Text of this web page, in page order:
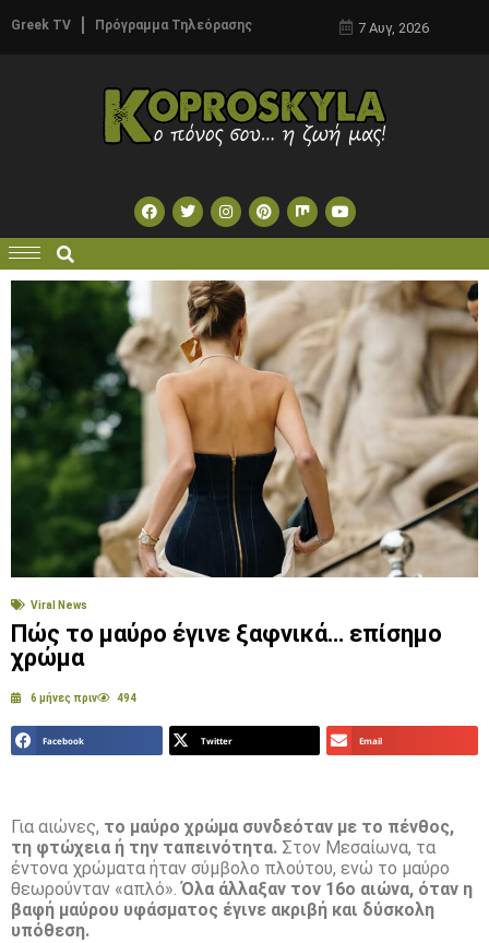
Greek TV Πρόγραμμα Τηλεόρασης 7 Αυγ, 2026
Viral News
Πώς το μαύρο έγινε ξαφνικά… επίσημο
χρώμα
6 μήνες πριν 494
Facebook Twitter Email
Για αιώνες, το μαύρο χρώμα συνδεόταν με το πένθος,
τη φτώχεια ή την ταπεινότητα. Στον Μεσαίωνα, τα
έντονα χρώματα ήταν σύμβολο πλούτου, ενώ το μαύρο
θεωρούνταν «απλό».Όλα άλλαξαν τον 16ο αιώνα, όταν η
βαφή μαύρου υφάσματος έγινε ακριβή και δύσκολη
υπόθεση.